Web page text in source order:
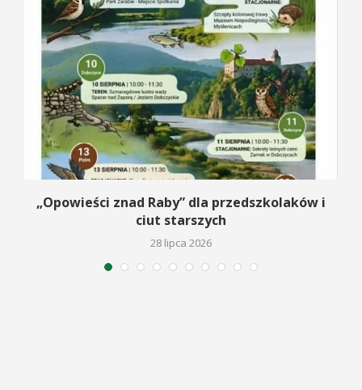
„Opowieści znad Raby” dla przedszkolaków i
ciut starszych
28 lipca 2026